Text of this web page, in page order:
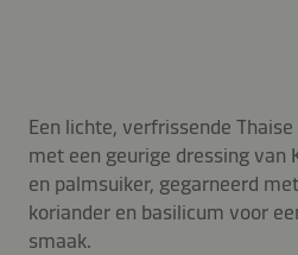
Een lichte, verfrissende
met een geurige dressing van
en palmsuiker, gegarneerd
koriander en basilicum voor
smaak.